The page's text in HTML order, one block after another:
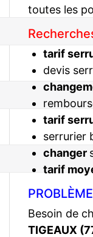
toutes les
tarif
devis
tarif
serrurier
changer
tarif
Besoin de
TIGEAUX